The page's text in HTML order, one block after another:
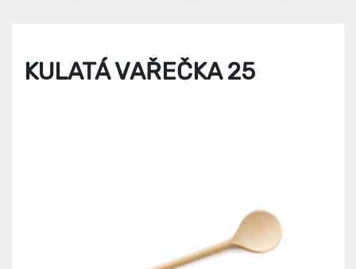
KULATÁ VAŘEČKA 25